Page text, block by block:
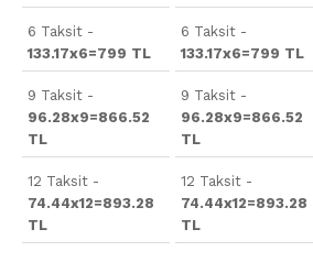
6 Taksit -
133.17x6=799 TL
9 Taksit -
96.28x9=866.52
TL
12 Taksit -
74.44x12=893.28
TL
6 Taksit -
133.17x6=799 TL
9 Taksit -
96.28x9=866.52
TL
12 Taksit -
74.44x12=893.28
TL